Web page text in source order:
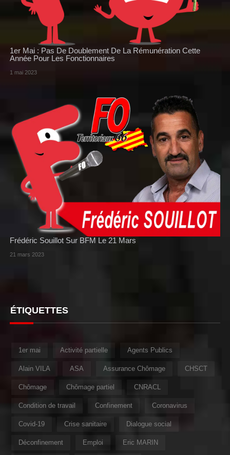
1er Mai : Pas De Doublement De La Rémunération Cette
Année Pour Les Fonctionnaires
1 mai 2023
Frédéric Souillot Sur BFM Le 21 Mars
21 mars 2023
ÉTIQUETTES
1er mai Activité partielle Agents Publics
Alain VILA ASA Assurance Chômage CHSCT
Chômage Chômage partiel CNRACL
Condition de travail Confinement Coronavirus
Covid-19 Crise sanitaire Dialogue social
Déconfinement Emploi Eric MARIN